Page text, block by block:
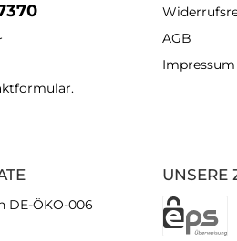
.
UNSERE
DE-ÖKO-006
AGB
Impressum